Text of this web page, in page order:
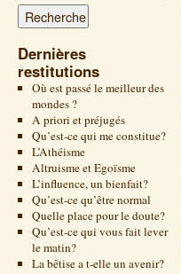
Dernières
restitutions
Où est passé le meilleur des
mondes ?
A priori et préjugés
Qu’est-ce qui me constitue?
L’Athéisme
Altruisme et Egoïsme
L’influence, un bienfait?
Qu’est-ce qu’être normal
Quelle place pour le doute?
Qu’est-ce qui vous fait lever
le matin?
La bêtise a t-elle un avenir?